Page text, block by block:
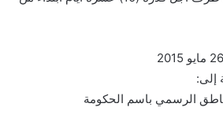
إلى:
الرسمي باسم الحكومة